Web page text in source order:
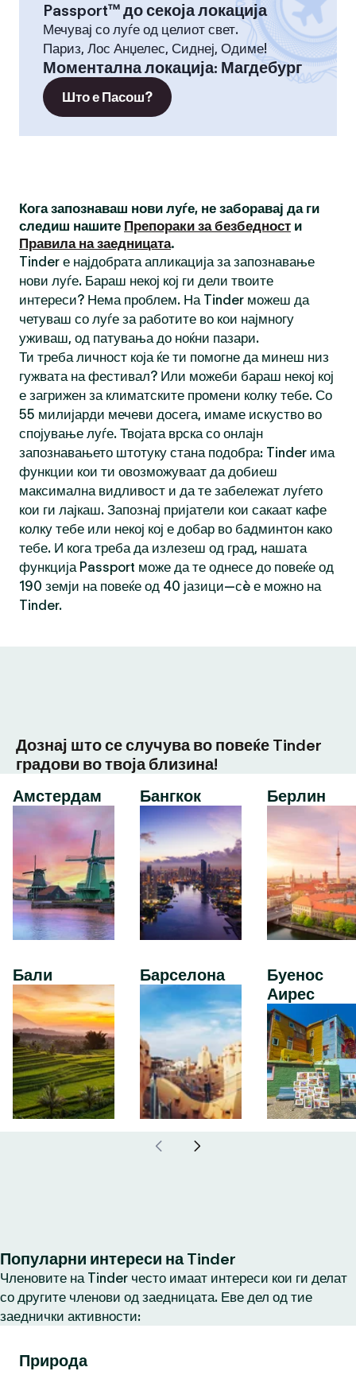
Passport™ до секоја локација
Мечувај со луѓе од целиот свет.
Париз, Лос Анџелес, Сиднеј, Одиме!
Моментална локација: Магдебург
Што е Пасош?
Кога запознаваш нови луѓе, не заборавај да ги
следиш нашите Препораки за безбедност и
Правила на заедницата.
Tinder е најдобрата апликација за запознавање
нови луѓе. Бараш некој кој ги дели твоите
интереси? Нема проблем. На Tinder можеш да
четуваш со луѓе за работите во кои најмногу
уживаш, од патувања до ноќни пазари.
Ти треба личност која ќе ти помогне да минеш низ
гужвата на фестивал? Или можеби бараш некој кој
е загрижен за климатските промени колку тебе. Со
55 милијарди мечеви досега, имаме искуство во
спојување луѓе. Твојата врска со онлајн
запознавањето штотуку стана подобра: Tinder има
функции кои ти овозможуваат да добиеш
максимална видливост и да те забележат луѓето
кои ги лајкаш. Запознај пријатели кои сакаат кафе
колку тебе или некој кој е добар во бадминтон како
тебе. И кога треба да излезеш од град, нашата
функција Passport може да те однесе до повеќе од
190 земји на повеќе од 40 јазици—сè е можно на
Tinder.
Дознај што се случува во повеќе Tinder
градови во твоја близина!
Амстердам
Бали
Бангкок
Барселона
Берлин
Буенос
Аирес
Популарни интереси на Tinder
Членовите на Tinder често имаат интереси кои ги делат
со другите членови од заедницата. Еве дел од тие
заеднички активности:
Природа